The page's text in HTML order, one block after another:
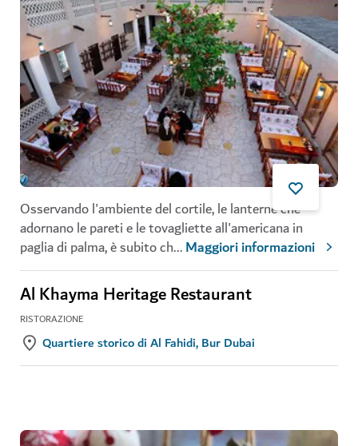
Osservando l'ambiente del cortile, le lanterne che
adornano le pareti e le tovagliette all'americana in
paglia di palma, è subito ch...Maggiori informazioni
Al Khayma Heritage Restaurant
RISTORAZIONE
Quartiere storico di Al Fahidi, Bur Dubai